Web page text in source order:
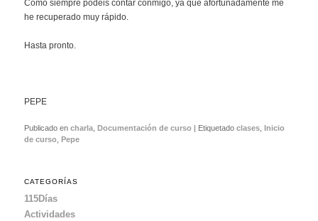
Como siempre podéis contar conmigo, ya que afortunadamente me
he recuperado muy rápido.
Hasta pronto.
PEPE
Publicado en charla ,Documentación de curso | Etiquetado clases ,Inicio
de curso ,Pepe
CATEGORÍAS
115Días
Actividades